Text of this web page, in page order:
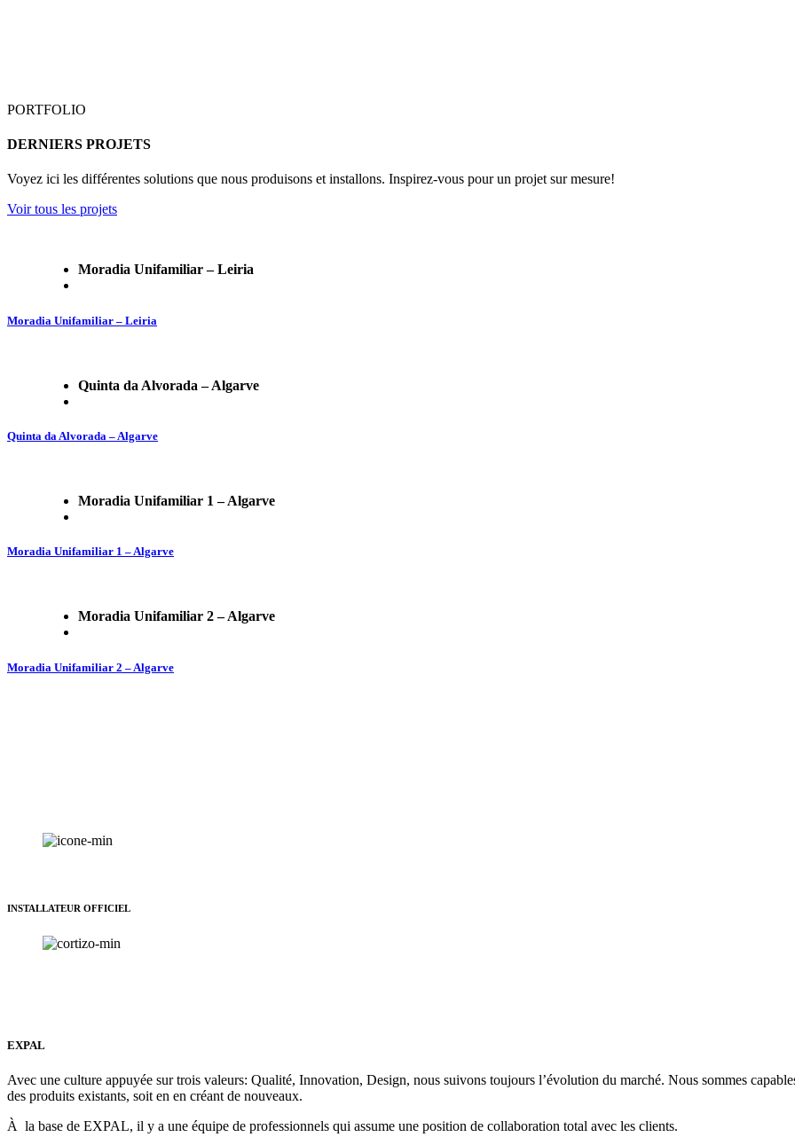
PORTFOLIO
DERNIERS PROJETS
Voyez ici les différentes solutions que nous produisons et installons. Inspirez-vous pour un projet sur mesure!
Voir tous les projets
Moradia Unifamiliar – Leiria
Moradia Unifamiliar – Leiria
Quinta da Alvorada – Algarve
Quinta da Alvorada – Algarve
Moradia Unifamiliar 1 – Algarve
Moradia Unifamiliar 1 – Algarve
Moradia Unifamiliar 2 – Algarve
Moradia Unifamiliar 2 – Algarve
INSTALLATEUR OFFICIEL
EXPAL
Avec une culture appuyée sur trois valeurs: Qualité, Innovation, Design, nous suivons toujours l’évolution du marché. Nous sommes
des produits existants, soit en en créant de nouveaux.
À la base de EXPAL, il y a une équipe de professionnels qui assume une position de collaboration total avec les clients.